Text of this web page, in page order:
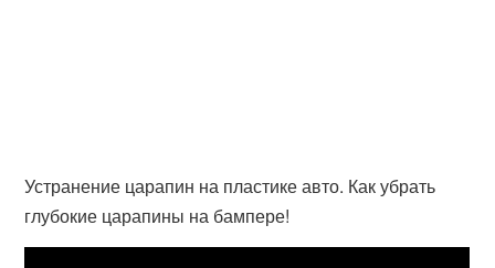
Устранение царапин на пластике авто. Как убрать
глубокие царапины на бампере!